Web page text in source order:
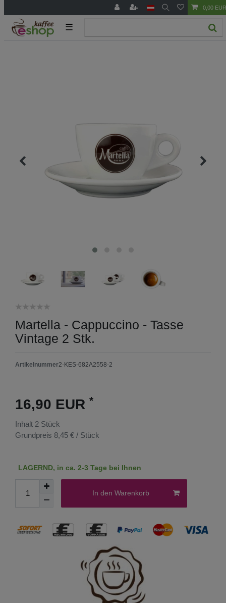
0,00 EUR
☰
Martella - Cappuccino - Tasse
Vintage 2 Stk.
Artikelnummer2-KES-682A2558-2
16,90 EUR *
Inhalt 2 Stück
Grundpreis 8,45 € / Stück
LAGERND, in ca. 2-3 Tage bei Ihnen
In den Warenkorb